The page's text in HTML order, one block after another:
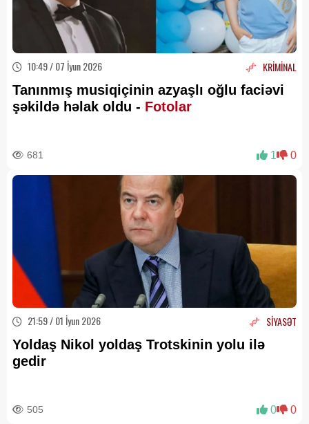
10:49 / 07 İyun 2026 KRİMİNAL
Tanınmış musiqiçinin azyaşlı oğlu faciəvi
şəkildə həlak oldu - Fotolar
681 1 0
21:59 / 01 İyun 2026 SİYASƏT
Yoldaş Nikol yoldaş Trotskinin yolu ilə
gedir
505 0 0